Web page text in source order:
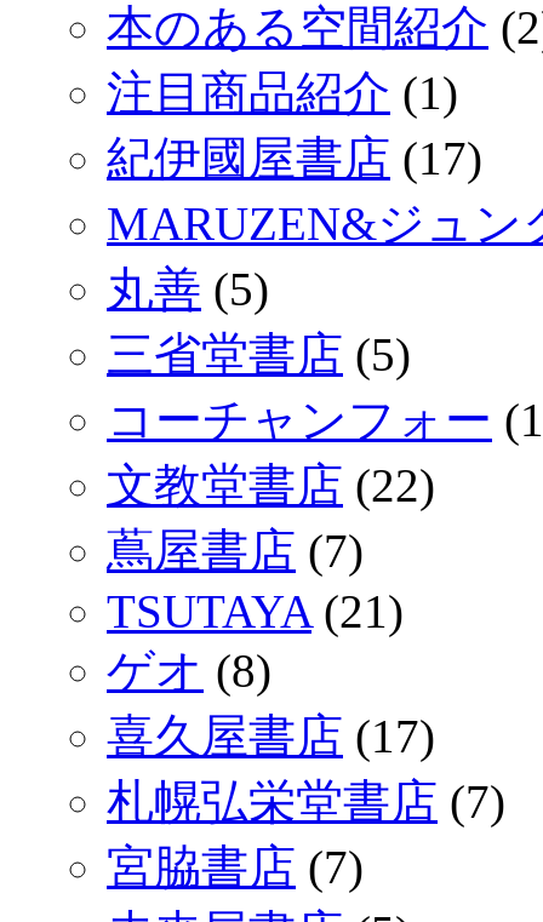
本のある空間紹介
注目商品紹介 (1)
紀伊國屋書店 (17)
MARUZEN&ジュン
丸善 (5)
三省堂書店 (5)
コーチャンフォー
文教堂書店 (22)
蔦屋書店 (7)
TSUTAYA(21)
ゲオ (8)
喜久屋書店 (17)
札幌弘栄堂書店 (7)
宮脇書店 (7)